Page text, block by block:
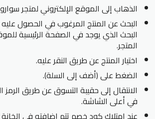
الذهاب إلى الموقع الإلكتروني لمتجر
البحث عن المنتج المرغوب في الحصول
البحث الذي يوجد في الصفحة الرئيسية
المتجر.
اختيار المنتج عن طريق النقر عليه.
الضغط على (أضف إلى السلة).
الانتقال إلى حقيبة التسوق عن طريق
في أعلى الشاشة.
عند امتلاك كود خصم تتم إضافته في